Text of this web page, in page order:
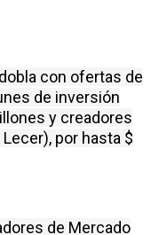
con ofertas de
de inversión
y creadores
por hasta $
de Mercado